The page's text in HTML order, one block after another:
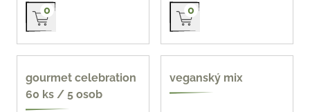
Přidat do košíku
0 Přidat do košíku
0
gourmet celebration
60 ks / 5 osob
veganský mix